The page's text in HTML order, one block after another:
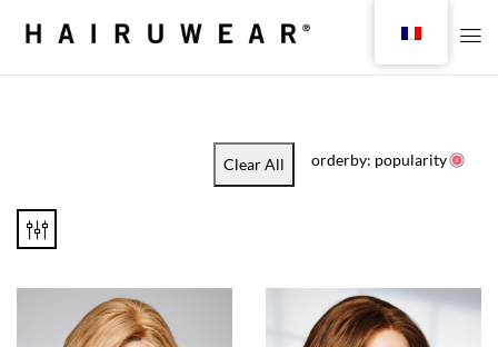
Clear All orderby: popularity